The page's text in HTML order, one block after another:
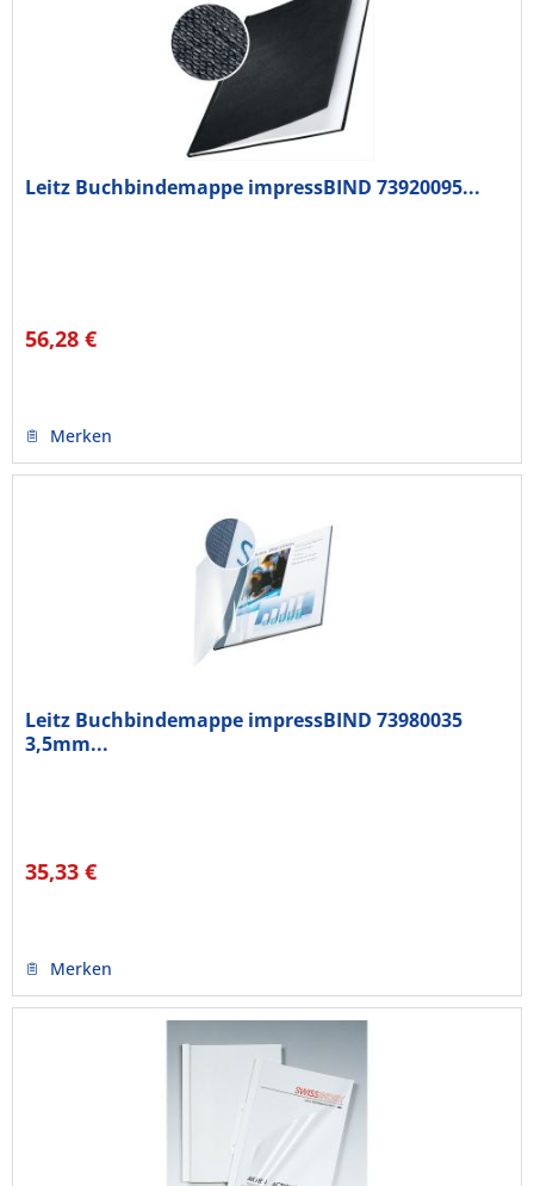
Leitz Buchbindemappe impressBIND 73920095...
56,28 €
Merken
Leitz Buchbindemappe impressBIND 73980035
3,5mm...
35,33 €
Merken